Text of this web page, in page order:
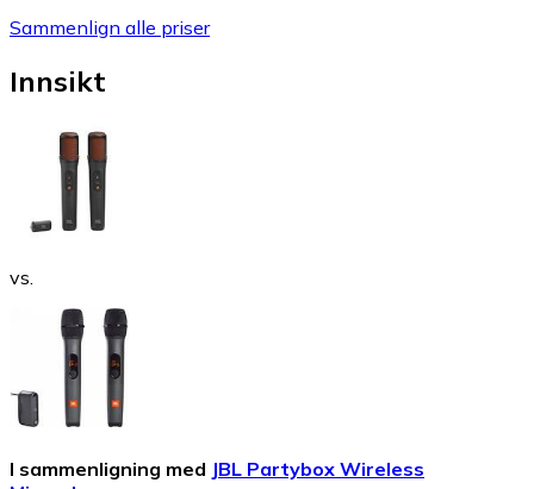
Sammenlign alle priser
Innsikt
vs.
I sammenligning med JBL Partybox Wireless